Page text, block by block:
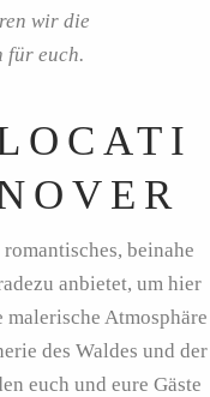
wir die
für euch.
beinahe
anbietet, um hier
Atmosphäre
des Waldes und der
euch und eure Gäste